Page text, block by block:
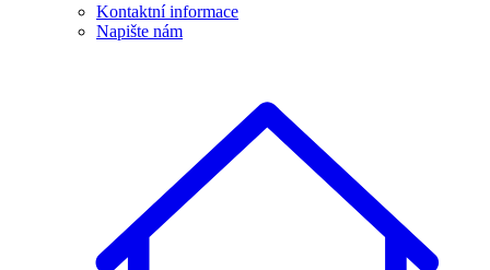
Kontaktní informace
Napište nám